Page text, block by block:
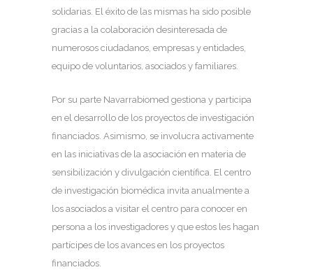
solidarias. El éxito de las mismas ha sido posible
gracias a la colaboración desinteresada de
numerosos ciudadanos, empresas y entidades,
equipo de voluntarios, asociados y familiares.
Por su parte Navarrabiomed gestiona y participa
en el desarrollo de los proyectos de investigación
financiados. Asimismo, se involucra activamente
en las iniciativas de la asociación en materia de
sensibilización y divulgación científica. El centro
de investigación biomédica invita anualmente a
los asociados a visitar el centro para conocer en
persona a los investigadores y que estos les hagan
partícipes de los avances en los proyectos
financiados.